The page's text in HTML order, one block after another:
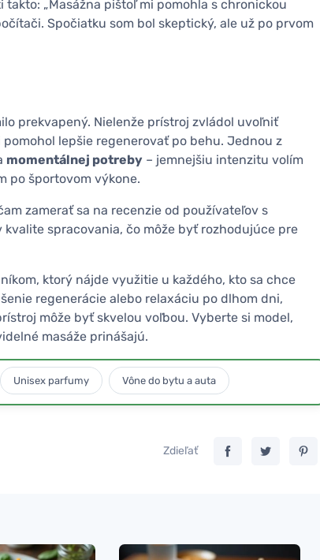
„Masážna pištoľ mi pomohla s chronickou
Spočiatku som bol skeptický, ale už po prvom
prekvapený. Nielenže prístroj zvládol uvoľniť
lepšie regenerovať po behu. Jednou z
momentálnej potreby – jemnejšiu intenzitu volím
po športovom výkone.
zamerať sa na recenzie od používateľov s
kvalite spracovania, čo môže byť rozhodujúce pre
ktorý nájde využitie u každého, kto sa chce
regenerácie alebo relaxáciu po dlhom dni,
môže byť skvelou voľbou. Vyberte si model,
masáže prinášajú.
Unisex parfumy Vône do bytu a auta
Zdieľať